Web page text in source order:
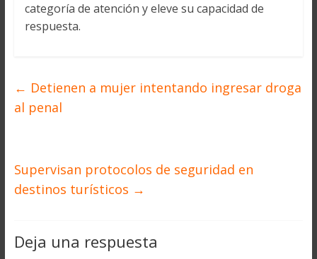
categoría de atención y eleve su capacidad de
respuesta.
← Detienen a mujer intentando ingresar droga
al penal
Supervisan protocolos de seguridad en
destinos turísticos →
Deja una respuesta